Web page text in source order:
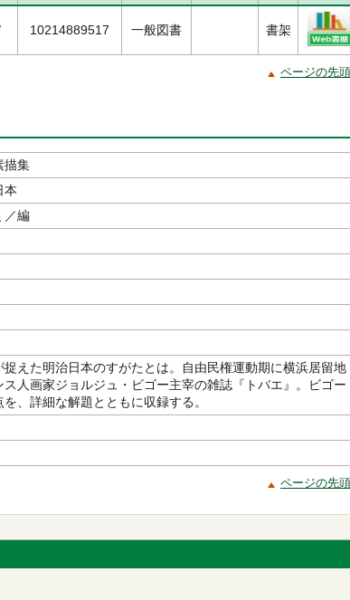
10214889517 一般図書 書架
ページの先
描集
本
／編
えた明治日本のすがたとは。自由民権運動期に横浜居留地
人画家ジョルジュ・ビゴー主宰の雑誌『トバエ』。ビゴー
、詳細な解題とともに収録する。
ページの先